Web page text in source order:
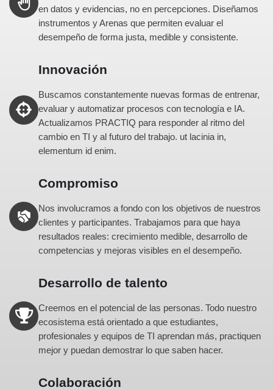
en datos y evidencias, no en percepciones. Diseñamos
instrumentos y Arenas que permiten evaluar el
desempeño de forma justa, medible y consistente.
Innovación
Buscamos constantemente nuevas formas de entrenar,
evaluar y automatizar procesos con tecnología e IA.
Actualizamos PRACTIQ para responder al ritmo del
cambio en TI y al futuro del trabajo. ut lacinia in,
elementum id enim.
Compromiso
Nos involucramos a fondo con los objetivos de nuestros
clientes y participantes. Trabajamos para que haya
resultados reales: crecimiento medible, desarrollo de
competencias y mejoras visibles en el desempeño.
Desarrollo de talento
Creemos en el potencial de las personas. Todo nuestro
ecosistema está orientado a que estudiantes,
profesionales y equipos de TI aprendan más, practiquen
mejor y puedan demostrar lo que saben hacer.
Colaboración